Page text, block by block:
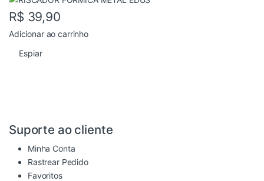
R$ 39,90
Adicionar ao carrinho
Espiar
Suporte ao cliente
Minha Conta
Rastrear Pedido
Favoritos